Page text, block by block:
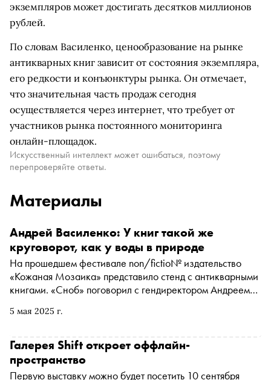
экземпляров может достигать десятков миллионов
рублей.
По словам Василенко, ценообразование на рынке
антикварных книг зависит от состояния экземпляра,
его редкости и конъюнктуры рынка. Он отмечает,
что значительная часть продаж сегодня
осуществляется через интернет, что требует от
участников рынка постоянного мониторинга
онлайн-площадок.
Искусственный интеллект может ошибаться, поэтому
перепроверяйте ответы.
Материалы
5 мая 2025 г.
Андрей Василенко: У книг такой же
круговорот, как у воды в природе
На прошедшем фестивале non/fictio№ издательство
«Кожаная Мозаика» представило стенд с антикварными
книгами. «Сноб» поговорил с гендиректором Андреем
книг, как собирают персональные библиотеки на 10 тыс.
платить миллионы
Галерея Shift откроет оффлайн-
пространство
Первую выставку можно будет посетить 10 сентября